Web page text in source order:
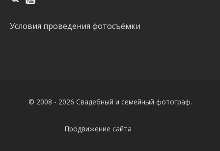
Условия проведения фотосъёмки
© 2008 - 2026 Свадебный и семейный фотограф.
Продвижение сайта